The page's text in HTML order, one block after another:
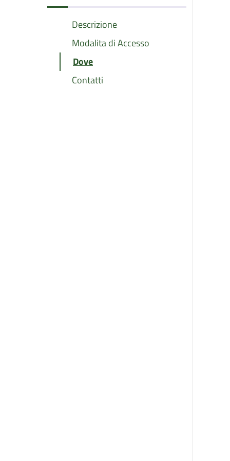
Descrizione
Modalita di Accesso
Dove
Contatti